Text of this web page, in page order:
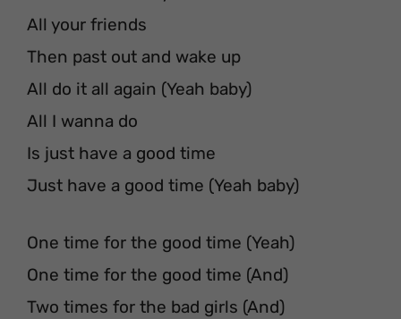
All your friends
Then past out and wake up
All do it all again (Yeah baby)
All I wanna do
Is just have a good time
Just have a good time (Yeah baby)
One time for the good time (Yeah)
One time for the good time (And)
Two times for the bad girls (And)